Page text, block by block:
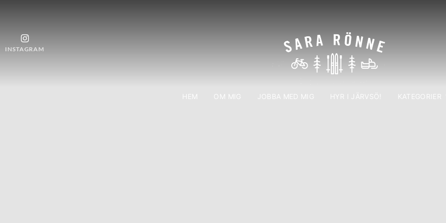
INSTAGRAM
HEM OM MIG JOBBA MED MIG HYR I JÄRVSÖ! KATEGORIER